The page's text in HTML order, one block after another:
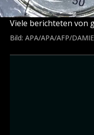
Viele berichteten von
Bild: APA/APA/AFP/